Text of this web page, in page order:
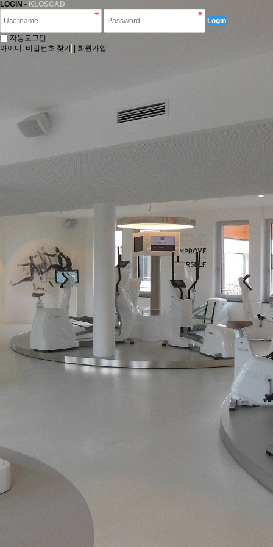
LOGIN - KLOSCAD
Login
자동로그인
아이디, 비밀번호 찾기
회원가입